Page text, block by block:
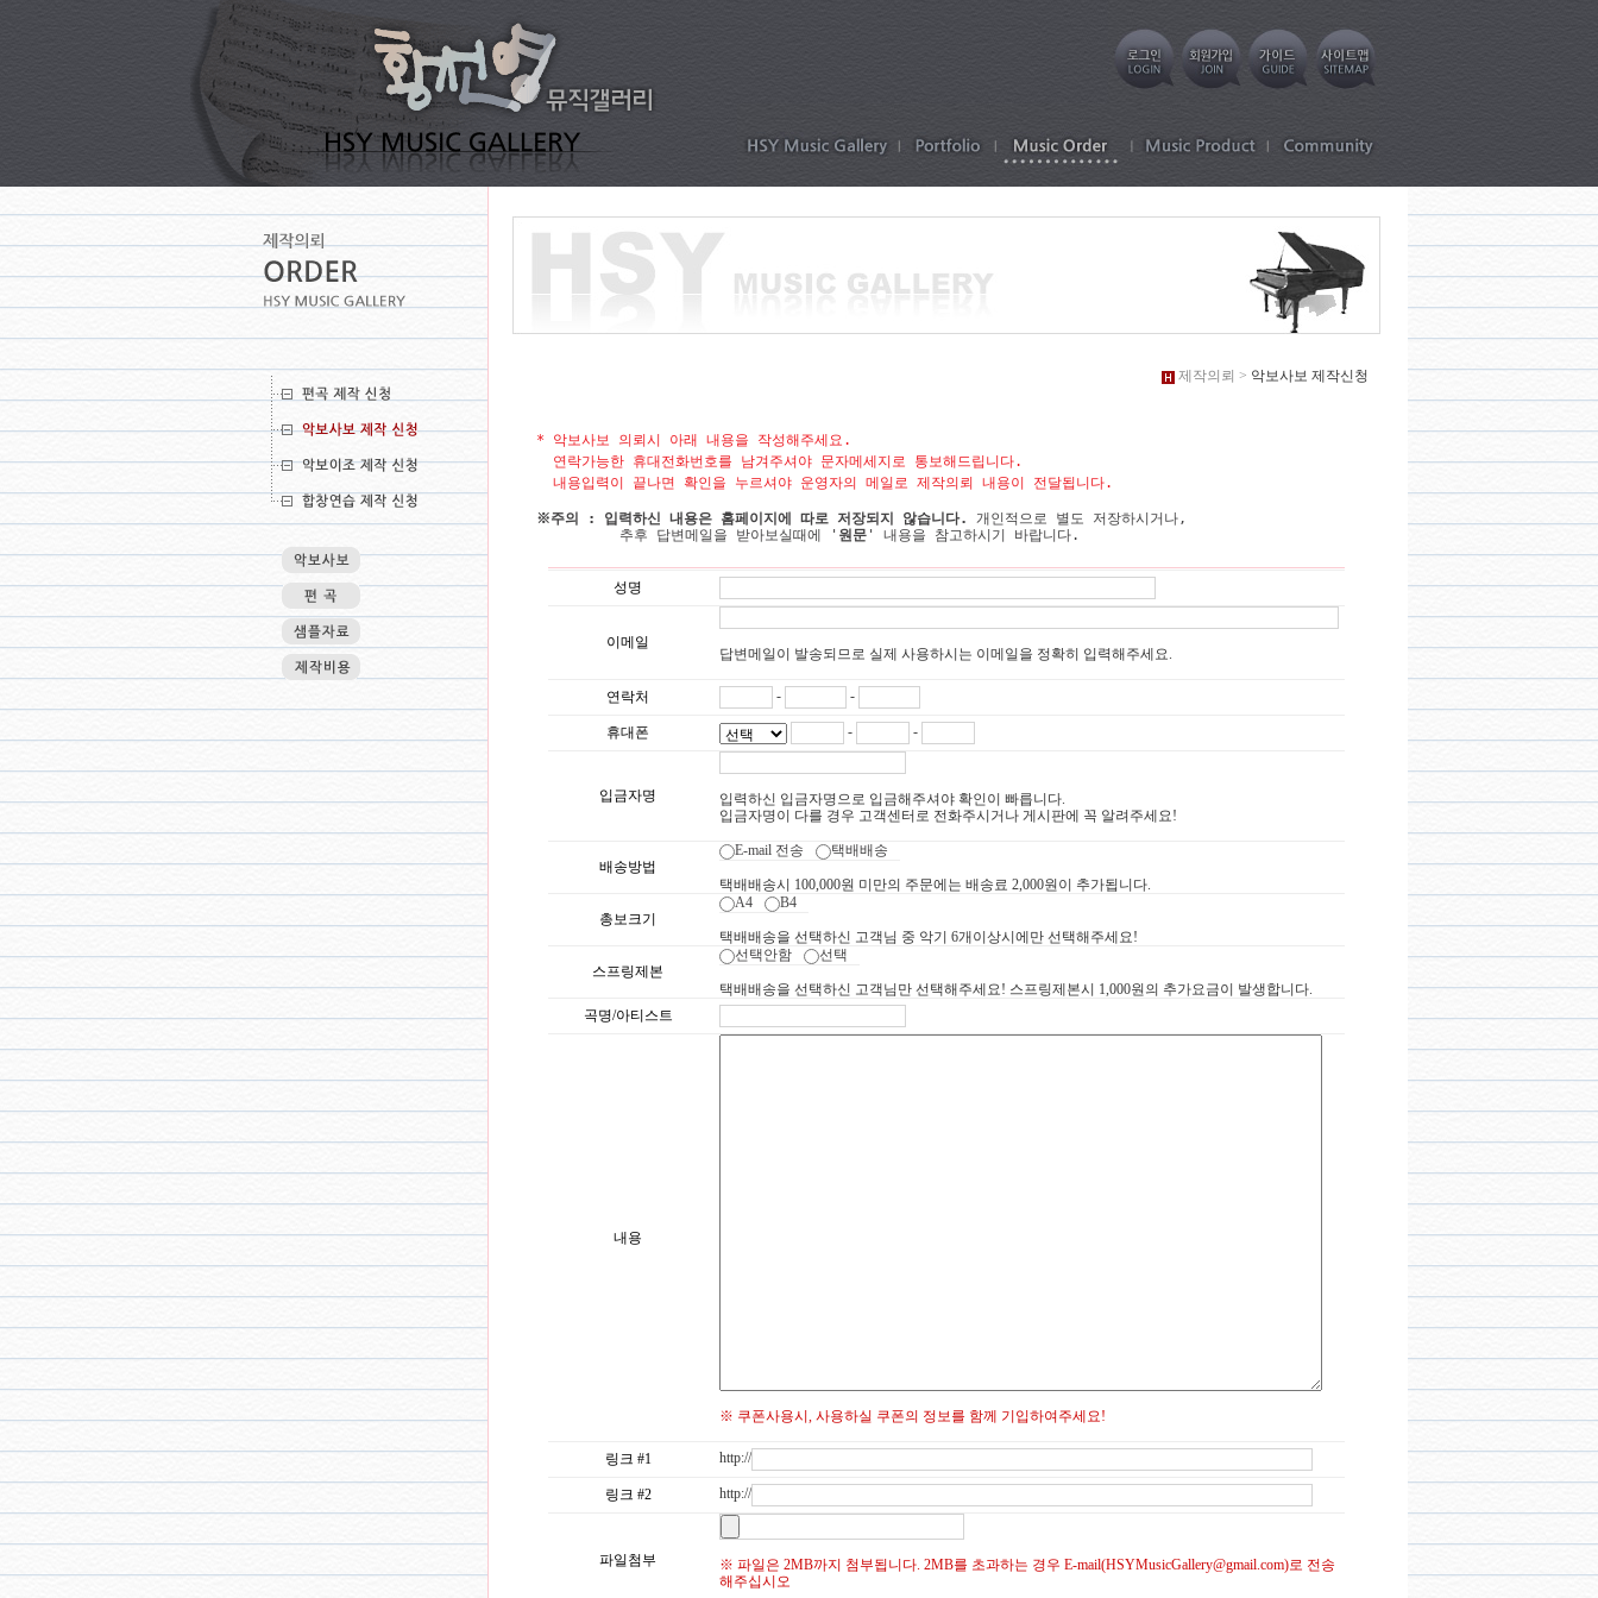
제작의뢰 > 악보사보 제작신청
* 악보사보 의뢰시 아래 내용을 작성해주세요.
  연락가능한 휴대전화번호를 남겨주셔야 문자메세지로 통보해드립니다.
  내용입력이 끝나면 확인을 누르셔야 운영자의 메일로 제작의뢰 내용이 전달됩니다.
※주의 : 입력하신 내용은 홈페이지에 따로 저장되지 않습니다.
개인적으로 별도 저장하시거나,
          추후 답변메일을 받아보실때에 '
원문
성명
이메일
답변메일이 발송되므로 실제 사용하시는 이메일을 정확히 입력해주세요.
연락처 - -
휴대폰 - -
입금자명
입력하신 입금자명으로 입금해주셔야 확인이 빠릅니다.
입금자명이 다를 경우 고객센터로 전화주시거나 게시판에 꼭 알려주세요!
배송방법
E-mail 전송 택배배송
택배배송시 100,000원 미만의 주문에는 배송료 2,000원이 추가됩니다.
총보크기
A4 B4
택배배송을 선택하신 고객님 중 악기 6개이상시에만 선택해주세요!
스프링제본
선택안함 선택
택배배송을 선택하신 고객님만 선택해주세요! 스프링제본시 1,000원의 추가요금이 발생합니다.
곡명/아티스트
내용
※ 쿠폰사용시, 사용하실 쿠폰의 정보를 함께 기입하여주세요!
링크 #1 http://
링크 #2 http://
파일첨부
※ 파일은 2MB까지 첨부됩니다. 2MB를 초과하는 경우 E-mail(HSYMusicGallery@gmail.com)로 전송
해주십시오